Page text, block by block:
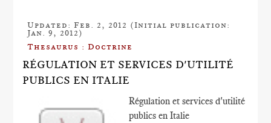
Updated: Feb. 2, 2012 (Initial publication:
Jan. 9, 2012)
Thesaurus : Doctrine
RÉGULATION ET SERVICES D'UTILITÉ
PUBLICS EN ITALIE
Régulation et services d'utilité
publics en Italie